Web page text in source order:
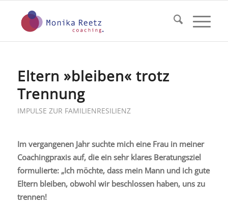
Eltern »bleiben« trotz
Trennung
IMPULSE ZUR FAMILIENRESILIENZ
Im vergangenen Jahr suchte mich eine Frau in meiner
Coachingpraxis auf, die ein sehr klares Beratungsziel
formulierte: „Ich möchte, dass mein Mann und ich gute
Eltern bleiben, obwohl wir beschlossen haben, uns zu
trennen!